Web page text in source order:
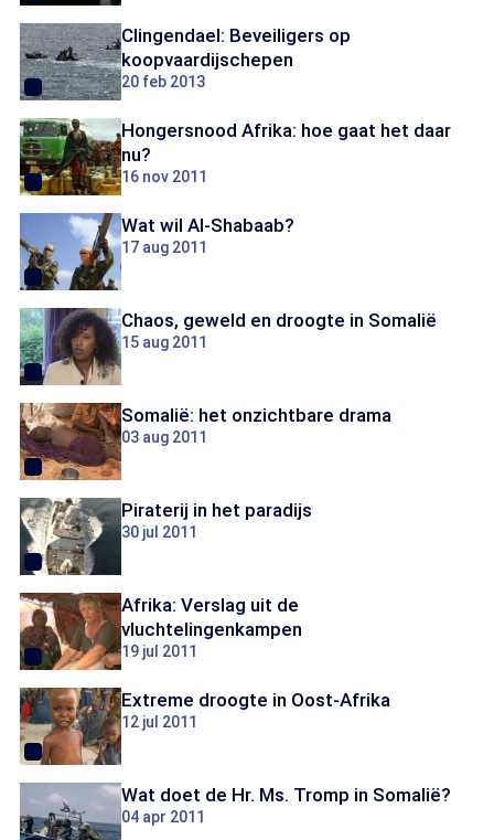
Clingendael: Beveiligers op
koopvaardijschepen
20 feb 2013
Hongersnood Afrika: hoe gaat het daar
nu?
16 nov 2011
Wat wil Al-Shabaab?
17 aug 2011
Chaos, geweld en droogte in Somalië
15 aug 2011
Somalië: het onzichtbare drama
03 aug 2011
Piraterij in het paradijs
30 jul 2011
Afrika: Verslag uit de
vluchtelingenkampen
19 jul 2011
Extreme droogte in Oost-Afrika
12 jul 2011
Wat doet de Hr. Ms. Tromp in Somalië?
04 apr 2011